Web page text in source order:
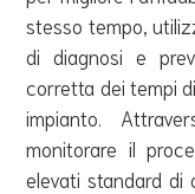
stesso tempo,
di diagnosi e
corretta dei tempi
impianto.
monitorare il
elevati standard di